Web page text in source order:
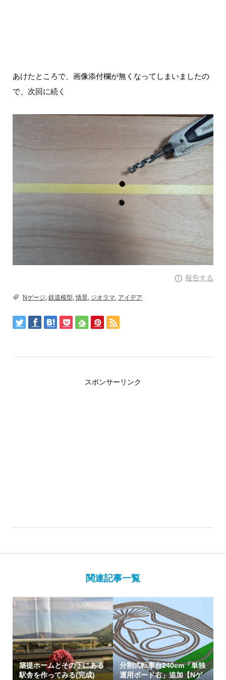
あけたところで、画像添付欄が無くなってしまいましたの
で、次回に続く
報告する
Nゲージ, 鉄道模型,情景, ジオラマ, アイデア
スポンサーリンク
関連記事一覧
築提ホームとその下にある
駅舎を作ってみる(完成)
分割式転車台240cm「単独
運用ボード右」追加【Nゲ